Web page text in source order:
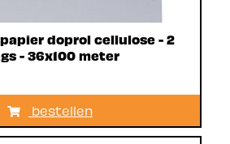
doprol cellulose - 2
- 36x100 meter
bestellen